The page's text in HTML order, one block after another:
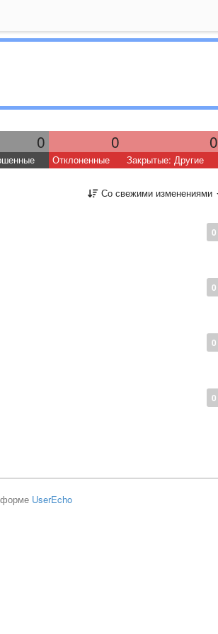
0 0 0
Отклоненные Закрытые: Другие
Со свежими изменениями
0
0
0
0
UserEcho